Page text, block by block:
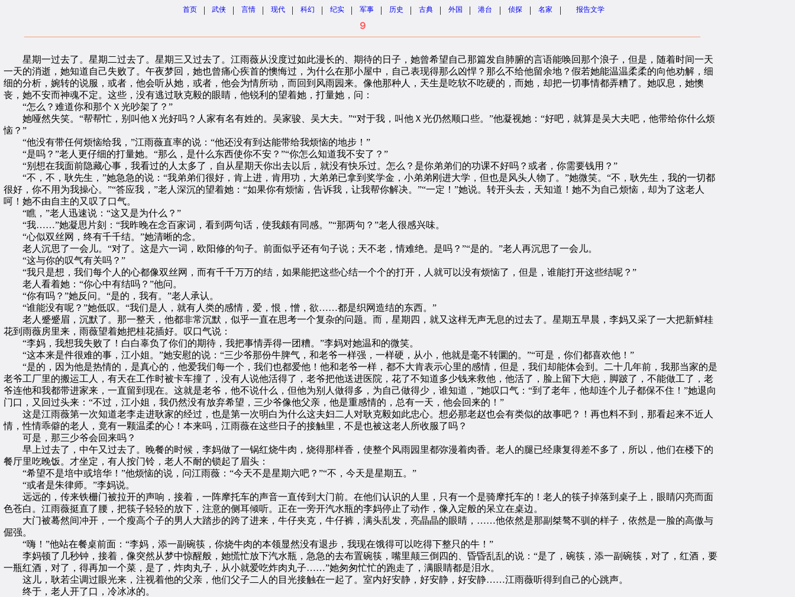
首页 | 武侠 | 言情 | 现代 | 科幻 | 纪实 | 军事 | 历史 | 古典 | 外国 | 港台 | 侦探 | 名家 | 报告文学
９
星期一过去了。星期二过去了。星期三又过去了。江雨薇从没度过如此漫长的、期待的日子，她曾希望自己那篇发自肺腑的言语能唤回那个浪子，但是，随着时间一天
一天的消逝，她知道自己失败了。午夜梦回，她也曾痛心疾首的懊悔过，为什么在那小屋中，自己表现得那么凶悍？那么不给他留余地？假若她能温温柔柔的向他劝解，细
细的分析，婉转的说服，或者，他会听从她，或者，他会为情所动，而回到风雨园来。像他那种人，天生是吃软不吃硬的，而她，却把一切事情都弄糟了。她叹息，她懊
丧，她不安而神魂不定。这些，没有逃过耿克毅的眼睛，他锐利的望着她，打量她，问：
“怎么？难道你和那个Ｘ光吵架了？”
她哑然失笑。“帮帮忙，别叫他Ｘ光好吗？人家有名有姓的。吴家骏、吴大夫。”“对于我，叫他Ｘ光仍然顺口些。”他凝视她：“好吧，就算是吴大夫吧，他带给你什么烦
恼？”
“他没有带任何烦恼给我，”江雨薇直率的说：“他还没有到达能带给我烦恼的地步！”
“是吗？”老人更仔细的打量她。“那么，是什么东西使你不安？”“你怎么知道我不安了？”
“别想在我面前隐藏心事，我看过的人太多了，自从星期天你出去以后，就没有快乐过。怎么？是你弟弟们的功课不好吗？或者，你需要钱用？”
“不，不，耿先生，”她急急的说：“我弟弟们很好，肯上进，肯用功，大弟弟已拿到奖学金，小弟弟刚进大学，但也是风头人物了。”她微笑。“不，耿先生，我的一切都
很好，你不用为我操心。”“答应我，”老人深沉的望着她：“如果你有烦恼，告诉我，让我帮你解决。”“一定！”她说。转开头去，天知道！她不为自己烦恼，却为了这老人
呵！她不由自主的又叹了口气。
“瞧，”老人迅速说：“这又是为什么？”
“我……”她凝思片刻：“我昨晚在念百家词，看到两句话，使我颇有同感。”“那两句？”老人很感兴味。
“心似双丝网，终有千千结。”她清晰的念。
老人沉思了一会儿。“对了。这是六一词，欧阳修的句子。前面似乎还有句子说；天不老，情难绝。是吗？”“是的。”老人再沉思了一会儿。
“这与你的叹气有关吗？”
“我只是想，我们每个人的心都像双丝网，而有千千万万的结，如果能把这些心结一个个的打开，人就可以没有烦恼了，但是，谁能打开这些结呢？”
老人看着她：“你心中有结吗？”他问。
“你有吗？”她反问。“是的，我有。”老人承认。
“谁能没有呢？”她低叹。“我们是人，就有人类的感情，爱，恨，憎，欲……都是织网造结的东西。”
老人蹙蹙眉，沉默了。那一整天，他都非常沉默，似乎一直在思考一个复杂的问题。而，星期四，就又这样无声无息的过去了。星期五早晨，李妈又采了一大把新鲜桂
花到雨薇房里来，雨薇望着她把桂花插好。叹口气说：
“李妈，我想我失败了！白白辜负了你们的期待，我把事情弄得一团糟。”李妈对她温和的微笑。
“这本来是件很难的事，江小姐。”她安慰的说：“三少爷那份牛脾气，和老爷一样强，一样硬，从小，他就是毫不转圜的。”“可是，你们都喜欢他！”
“是的，因为他是热情的，是真心的，他爱我们每一个，我们也都爱他！他和老爷一样，都不大肯表示心里的感情，但是，我们却能体会到。二十几年前，我那当家的是
老爷工厂里的搬运工人，有天在工作时被卡车撞了，没有人说他活得了，老爷把他送进医院，花了不知道多少钱来救他，他活了，脸上留下大疤，脚跛了，不能做工了，老
爷连他和我都带进家来，一直留到现在。这就是老爷，他不说什么，但他为别人做得多，为自己做得少，谁知道，”她叹口气：“到了老年，他却连个儿子都保不住！”她退向
门口，又回过头来：“不过，江小姐，我仍然没有放弃希望，三少爷像他父亲，他是重感情的，总有一天，他会回来的！”
这是江雨薇第一次知道老李走进耿家的经过，也是第一次明白为什么这夫妇二人对耿克毅如此忠心。想必那老赵也会有类似的故事吧？！再也料不到，那看起来不近人
情，性情乖僻的老人，竟有一颗温柔的心！本来吗，江雨薇在这些日子的接触里，不是也被这老人所收服了吗？
可是，那三少爷会回来吗？
早上过去了，中午又过去了。晚餐的时候，李妈做了一锅红烧牛肉，烧得那样香，使整个风雨园里都弥漫着肉香。老人的腿已经康复得差不多了，所以，他们在楼下的
餐厅里吃晚饭。才坐定，有人按门铃，老人不耐的锁起了眉头：
“希望不是培中或培华！”他烦恼的说，问江雨薇：“今天不是星期六吧？”“不，今天是星期五。”
“或者是朱律师。”李妈说。
远远的，传来铁栅门被拉开的声响，接着，一阵摩托车的声音一直传到大门前。在他们认识的人里，只有一个是骑摩托车的！老人的筷子掉落到桌子上，眼睛闪亮而面
色苍白。江雨薇挺直了腰，把筷子轻轻的放下，注意的侧耳倾听。正在一旁开汽水瓶的李妈停止了动作，像入定般的呆立在桌边。
大门被蓦然间冲开，一个瘦高个子的男人大踏步的跨了进来，牛仔夹克，牛仔裤，满头乱发，亮晶晶的眼睛，……他依然是那副桀骜不驯的样子，依然是一脸的高傲与
倔强。
“嗨！”他站在餐桌前面：“李妈，添一副碗筷，你烧牛肉的本领显然没有退步，我现在饿得可以吃得下整只的牛！”
李妈顿了几秒钟，接着，像突然从梦中惊醒般，她慌忙放下汽水瓶，急急的去布置碗筷，嘴里颠三倒四的、昏昏乱乱的说：“是了，碗筷，添一副碗筷，对了，红酒，要
一瓶红酒，对了，得再加一个菜，是了，炸肉丸子，从小就爱吃炸肉丸子……”她匆匆忙忙的跑走了，满眼睛都是泪水。
这儿，耿若尘调过眼光来，注视着他的父亲，他们父子二人的目光接触在一起了。室内好安静，好安静，好安静……江雨薇听得到自己的心跳声。
终于，老人开了口，冷冰冰的。